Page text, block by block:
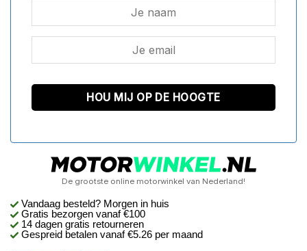
De grootste online motorwinkel van Nederland!
Vandaag besteld? Morgen in huis
Gratis bezorgen vanaf €100
14 dagen gratis retourneren
Gespreid betalen vanaf €5.26 per maand